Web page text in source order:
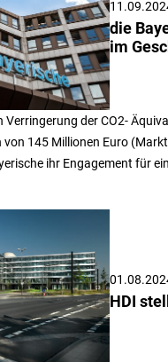
die
im
Verringerung der CO2-
145 Millionen Euro
ihr Engagement für
HDI